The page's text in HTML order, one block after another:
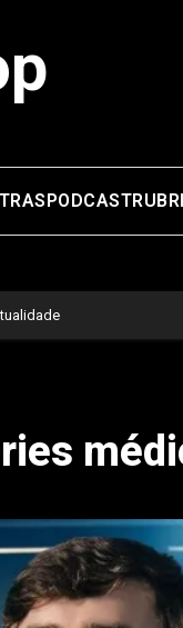
PODCAST